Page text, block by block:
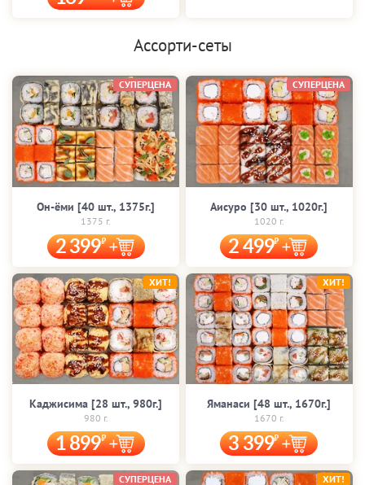
Ассорти-сеты
Он-ёми [40 шт., 1375г.]
1375 г.
2 399
СУПЕРЦЕНА
Аисуро [30 шт., 1020г.]
1020 г.
2 499
СУПЕРЦЕНА
Каджисима [28 шт., 980г.]
980 г.
1 899
ХИТ!
Яманаси [48 шт., 1670г.]
1670 г.
3 399
ХИТ!
СУПЕРЦЕНА ХИТ!